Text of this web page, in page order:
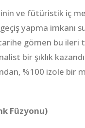
ve fütüristik iç
yapma
gömen bu ileri
bir şıklık
%100 izole
Füzyonu)